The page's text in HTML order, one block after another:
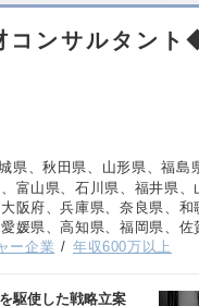
コンサルタン
県、秋田県、山形県、福島
富山県、石川県、福井県、
阪府、兵庫県、奈良県、和
媛県、高知県、福岡県、佐
ー企業 年収600万以上
駆使した戦略立案